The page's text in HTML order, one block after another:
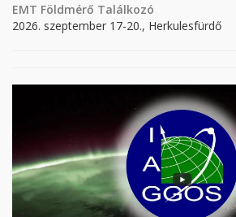
EMT Földmérő Találkozó
2026. szeptember 17-20., Herkulesfürdő